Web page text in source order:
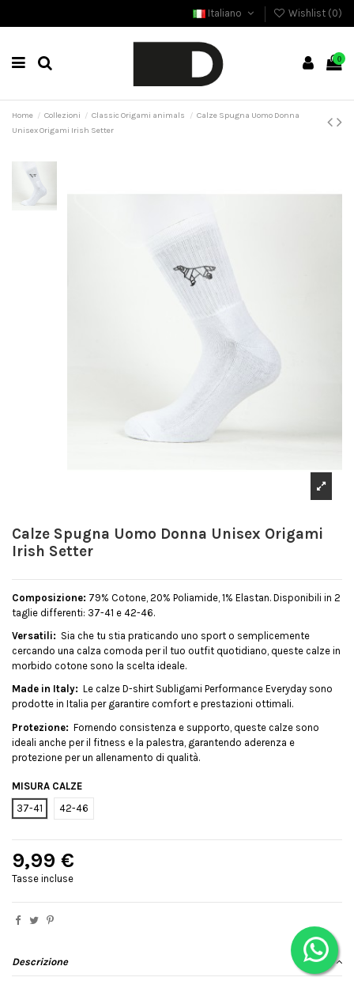
Italiano Wishlist (0)
0
Home Collezioni Classic Origami animals
Calze Spugna Uomo Donna
Unisex Origami Irish Setter
Calze Spugna Uomo Donna Unisex Origami
Irish Setter
Composizione: 79% Cotone, 20% Poliamide, 1% Elastan. Disponibili in 2
taglie differenti: 37-41 e 42-46.
Versatili: Sia che tu stia praticando uno sport o semplicemente
cercando una calza comoda per il tuo outfit quotidiano, queste calze in
morbido cotone sono la scelta ideale.
Made in Italy: Le calze D-shirt Subligami Performance Everyday sono
prodotte in Italia per garantire comfort e prestazioni ottimali.
Protezione: Fornendo consistenza e supporto, queste calze sono
ideali anche per il fitness e la palestra, garantendo aderenza e
protezione per un allenamento di qualità.
MISURA CALZE
37-41
42-46
9,99 €
Tasse incluse
Descrizione